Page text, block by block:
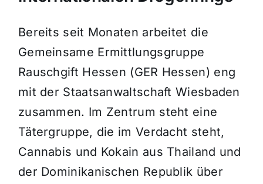
Bereits seit Monaten arbeitet die
Gemeinsame Ermittlungsgruppe
Rauschgift Hessen (GER Hessen) eng
mit der Staatsanwaltschaft Wiesbaden
zusammen. Im Zentrum steht eine
Tätergruppe, die im Verdacht steht,
Cannabis und Kokain aus Thailand und
der Dominikanischen Republik über